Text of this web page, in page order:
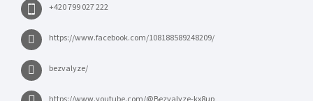
+420 799 027 222
https://www.facebook.com/108188589248209/
bezvalyze/